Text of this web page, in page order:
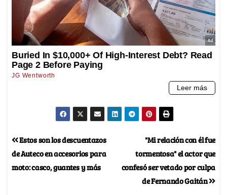
"Mi relación con él fue
tormentosa" el actor que
confesó ser vetado por culpa
de Fernando Gaitán
Estos son los descuentazos
de Auteco en accesorios para
moto: casco, guantes y más